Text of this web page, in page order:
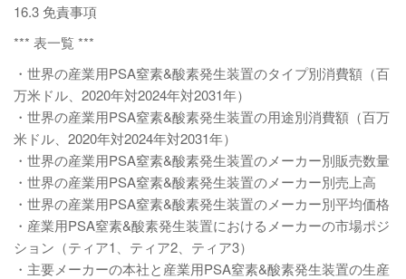
16.3 免責事項
*** 表一覧 ***
・世界の産業用PSA窒素&酸素発生装置のタイプ別消費額（百
万米ドル、2020年対2024年対2031年）
・世界の産業用PSA窒素&酸素発生装置の用途別消費額（百万
米ドル、2020年対2024年対2031年）
・世界の産業用PSA窒素&酸素発生装置のメーカー別販売数量
・世界の産業用PSA窒素&酸素発生装置のメーカー別売上高
・世界の産業用PSA窒素&酸素発生装置のメーカー別平均価格
・産業用PSA窒素&酸素発生装置におけるメーカーの市場ポジ
ション（ティア1、ティア2、ティア3）
・主要メーカーの本社と産業用PSA窒素&酸素発生装置の生産